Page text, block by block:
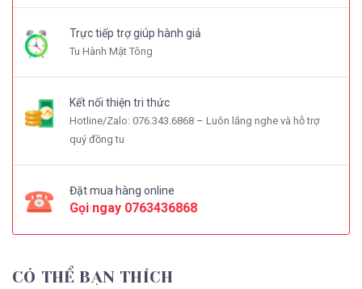
Trực tiếp trợ giúp hành giả
Tu Hành Mật Tông
Kết nối thiện tri thức
Hotline/Zalo: 076.343.6868 – Luôn lắng nghe và hỗ trợ
quý đồng tu
Đặt mua hàng online
Gọi ngay 0763436868
CÓ THỂ BẠN THÍCH